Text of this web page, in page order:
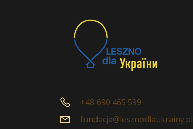
+48 690 465 599
fundacja@lesznodlaukrainy.pl